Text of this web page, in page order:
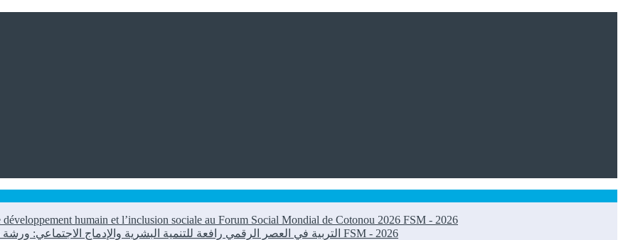
humain et l’inclusion sociale au Forum Social Mondial de Cotonou 2026 FSM - 2026
FSM - 2026